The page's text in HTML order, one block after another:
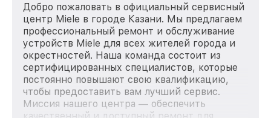
Добро пожаловать в официальный сервисный
центр Miele в городе Казани. Мы предлагаем
профессиональный ремонт и обслуживание
устройств Miele для всех жителей города и
окрестностей. Наша команда состоит из
сертифицированных специалистов, которые
постоянно повышают свою квалификацию,
чтобы предоставить вам лучший сервис.
Миссия нашего центра — обеспечить
качественный и доступный ремонт для